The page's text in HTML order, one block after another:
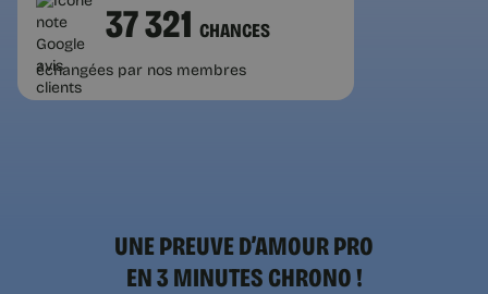
37 321 CHANCES
échangées par nos membres
UNE PREUVE D’AMOUR PRO
EN 3 MINUTES CHRONO !